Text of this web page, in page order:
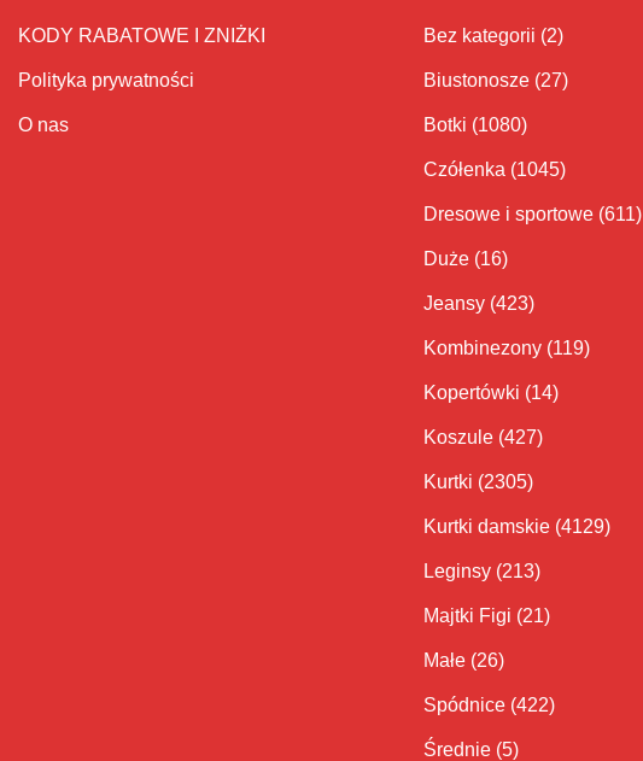
KODY RABATOWE I ZNIŻKI
Polityka prywatności
O nas
Bez kategorii (2)
Biustonosze (27)
Botki (1080)
Czółenka (1045)
Dresowe i sportowe (611)
Duże (16)
Jeansy (423)
Kombinezony (119)
Kopertówki (14)
Koszule (427)
Kurtki (2305)
Kurtki damskie (4129)
Leginsy (213)
Majtki Figi (21)
Małe (26)
Spódnice (422)
Średnie (5)